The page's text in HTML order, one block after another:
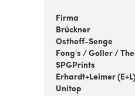
Firma
Brückner
Osthoff-Senge
Fong's / Goller /
SPGPrints
Erhardt+Leimer (E+L)
Unitop